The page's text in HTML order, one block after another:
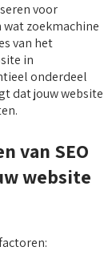
voor
zoekmachine
van het
in
onderdeel
dat jouw website
van SEO
website